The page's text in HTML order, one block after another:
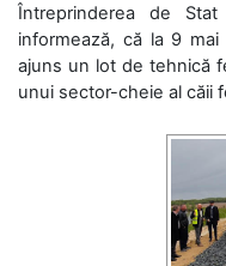
Întreprinderea de Stat
informează, că la 9
ajuns un lot de tehnică
unui sector-cheie al căii